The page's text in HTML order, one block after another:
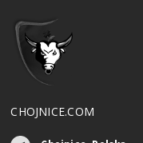
CHOJNICE.COM